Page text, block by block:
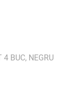
BUC, NEGRU